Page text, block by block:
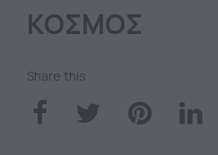
ΚΟΣΜΟΣ
Share this